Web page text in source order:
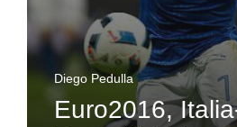
Diego Pedulla
Euro2016,